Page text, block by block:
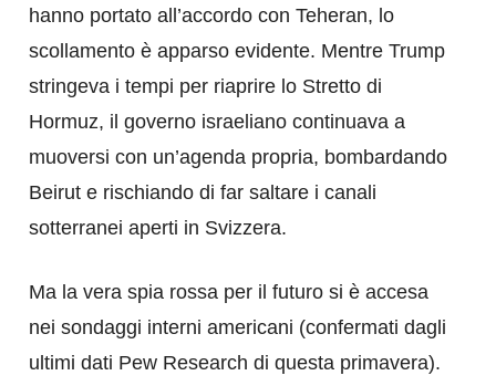
hanno portato all’accordo con Teheran, lo
scollamento è apparso evidente. Mentre Trump
stringeva i tempi per riaprire lo Stretto di
Hormuz, il governo israeliano continuava a
muoversi con un’agenda propria, bombardando
Beirut e rischiando di far saltare i canali
sotterranei aperti in Svizzera.
​Ma la vera spia rossa per il futuro si è accesa
nei sondaggi interni americani (confermati dagli
ultimi dati Pew Research di questa primavera).